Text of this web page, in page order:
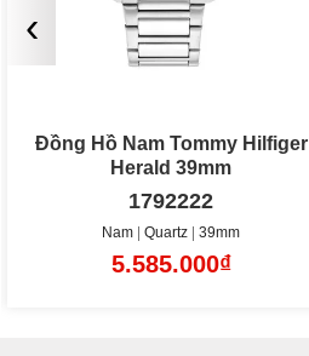
Đồng Hồ Nam Tommy Hilfiger
Herald 39mm
1792221
Nam Quartz 39mm
5.985.000₫
‹